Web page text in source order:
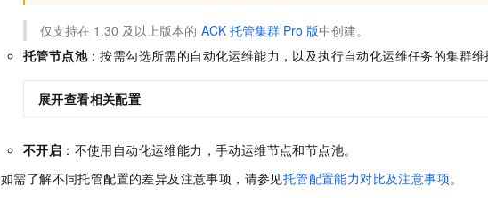
仅支持在 1.30 及以上版本的 ACK 托管集群 Pro 版中创建。
托管节点池：按需勾选所需的自动化运维能力，以及执行自动化运维任务的集群
展开查看相关配置
不开启 ：不使用自动化运维能力，手动运维节点和节点池。
如需了解不同托管配置的差异及注意事项，请参见托管配置能力对比及注意事项。